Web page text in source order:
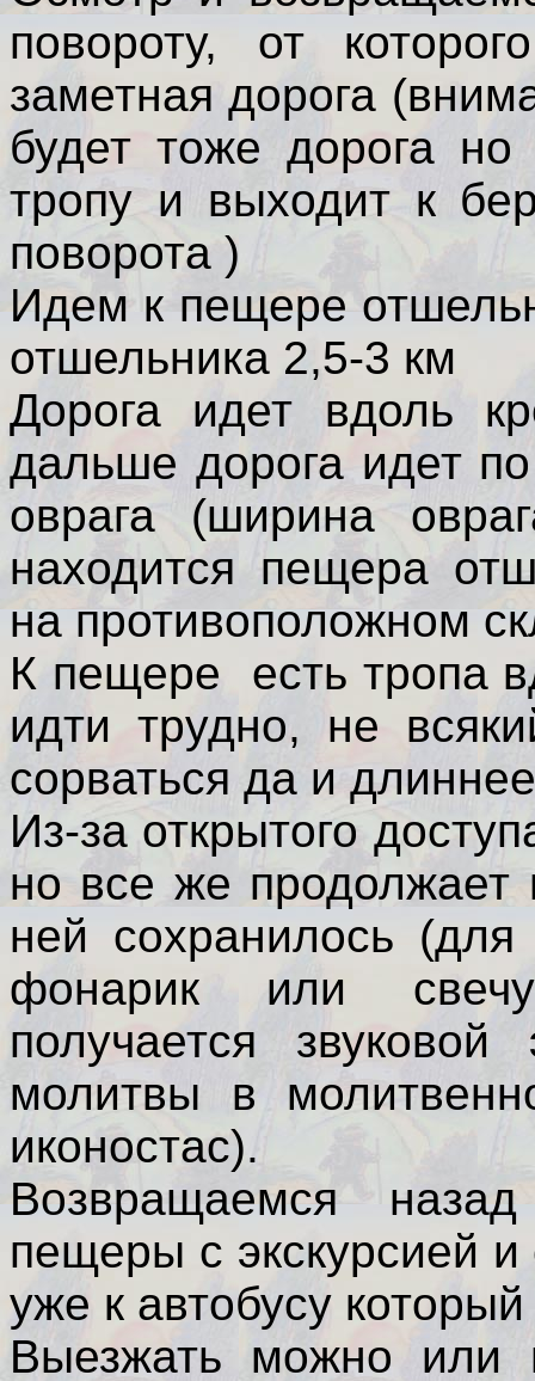
повороту, от
заметная дорога
будет тоже дорога
тропу и выходит к
поворота )
Идем к пещере
отшельника 2,5-3 км
Дорога идет вдоль
дальше дорога идет
оврага (ширина
находится пещера
на противоположном
К пещере есть тропа
идти трудно, не
сорваться да и
Из-за открытого
но все же продолжает
ней сохранилось
фонарик или
получается
молитвы в
иконостас).
Возвращаемся
пещеры с экскурсией
уже к автобусу
Выезжать можно или